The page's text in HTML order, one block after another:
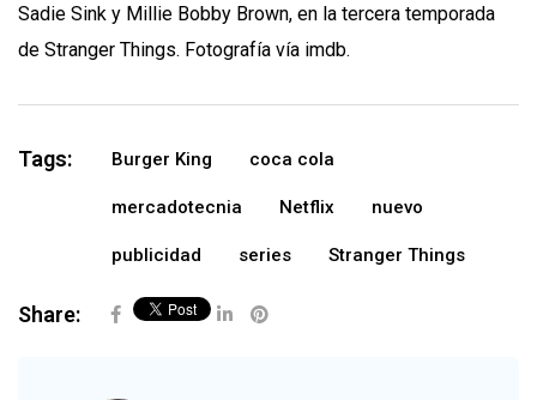
Sadie Sink y Millie Bobby Brown, en la tercera temporada
de Stranger Things. Fotografía vía imdb.
Tags: Burger King coca cola
mercadotecnia Netflix nuevo
publicidad series Stranger Things
Share: